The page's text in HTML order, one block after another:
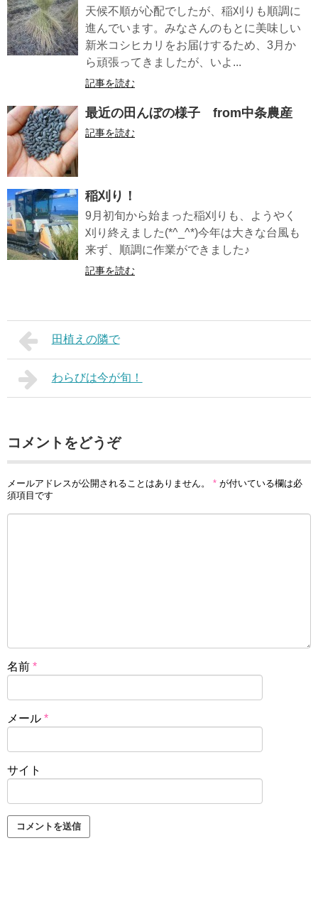
天候不順が心配でしたが、稲刈りも順調に
進んでいます。みなさんのもとに美味しい
新米コシヒカリをお届けするため、3月か
ら頑張ってきましたが、いよ...
記事を読む
最近の田んぼの様子 from中条農産
記事を読む
稲刈り！
9月初旬から始まった稲刈りも、ようやく
刈り終えました(*^_^*)今年は大きな台風も
来ず、順調に作業ができました♪
記事を読む
田植えの隣で
わらびは今が旬！
コメントをどうぞ
メールアドレスが公開されることはありません。 * が付いている欄は必
須項目です
名前 *
メール *
サイト